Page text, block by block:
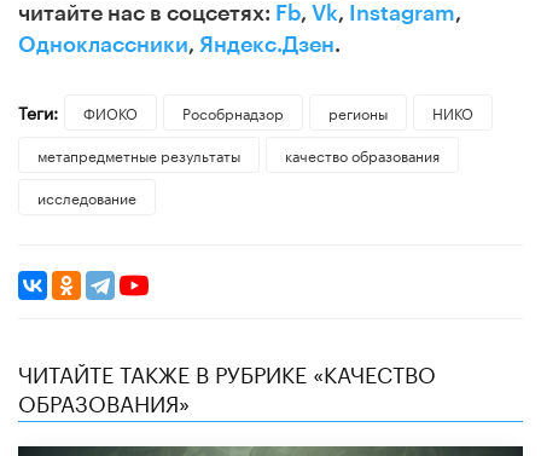
читайте нас в соцсетях: Fb, Vk, Instagram,
Одноклассники, Яндекс.Дзен.
Теги: ФИОКО Рособрнадзор регионы
НИКО
метапредметные результаты
качество образования
исследование
ЧИТАЙТЕ ТАКЖЕ В РУБРИКЕ «КАЧЕСТВО
ОБРАЗОВАНИЯ»